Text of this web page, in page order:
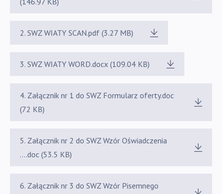
2. SWZ WIATY SCAN.pdf (3.27 MB)
3. SWZ WIATY WORD.docx (109.04 KB)
4. Załącznik nr 1 do SWZ Formularz oferty.doc
(72 KB)
5. Załącznik nr 2 do SWZ Wzór Oświadczenia
....doc (53.5 KB)
6. Załącznik nr 3 do SWZ Wzór Pisemnego